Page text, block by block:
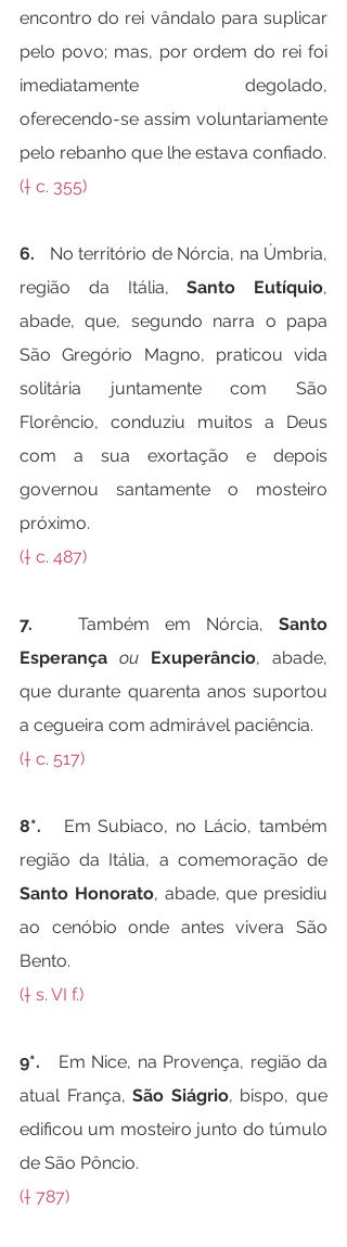
encontro do rei vândalo para suplicar
pelo povo; mas, por ordem do rei foi
imediatamente degolado,
oferecendo-se assim voluntariamente
pelo rebanho que lhe estava confiado.
(† c. 355)
6. No território de Nórcia, na Úmbria,
região da Itália, Santo Eutíquio,
abade, que, segundo narra o papa
São Gregório Magno, praticou vida
solitária juntamente com São
Florêncio, conduziu muitos a Deus
com a sua exortação e depois
governou santamente o mosteiro
próximo.
(† c. 487)
7. Também em Nórcia, Santo
Esperança ou Exuperâncio, abade,
que durante quarenta anos suportou
a cegueira com admirável paciência.
(† c. 517)
8*. Em Subiaco, no Lácio, também
Santo Honorato, abade, que presidiu
ao cenóbio onde antes vivera São
Bento.
(† s. VI f.)
9*. Em Nice, na Provença, região da
atual França, São Siágrio, bispo, que
edificou um mosteiro junto do túmulo
de São Pôncio.
(† 787)